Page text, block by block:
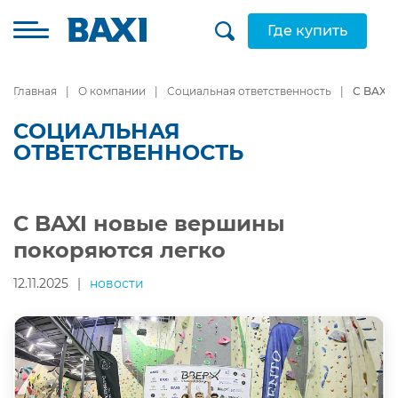
Где купить
Главная О компании Социальная ответственность С BAXI
СОЦИАЛЬНАЯ
ОТВЕТСТВЕННОСТЬ
С BAXI новые вершины
покоряются легко
12.11.2025 | новости